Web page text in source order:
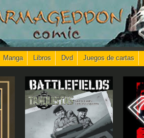
Manga Libros Dvd Juegos de cartas